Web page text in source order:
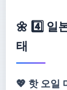
🌼 4️⃣ 일
태
💖 핫 오일